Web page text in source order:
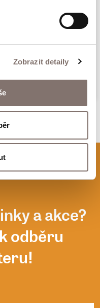
Zobrazit detaily
a akce?
odběru